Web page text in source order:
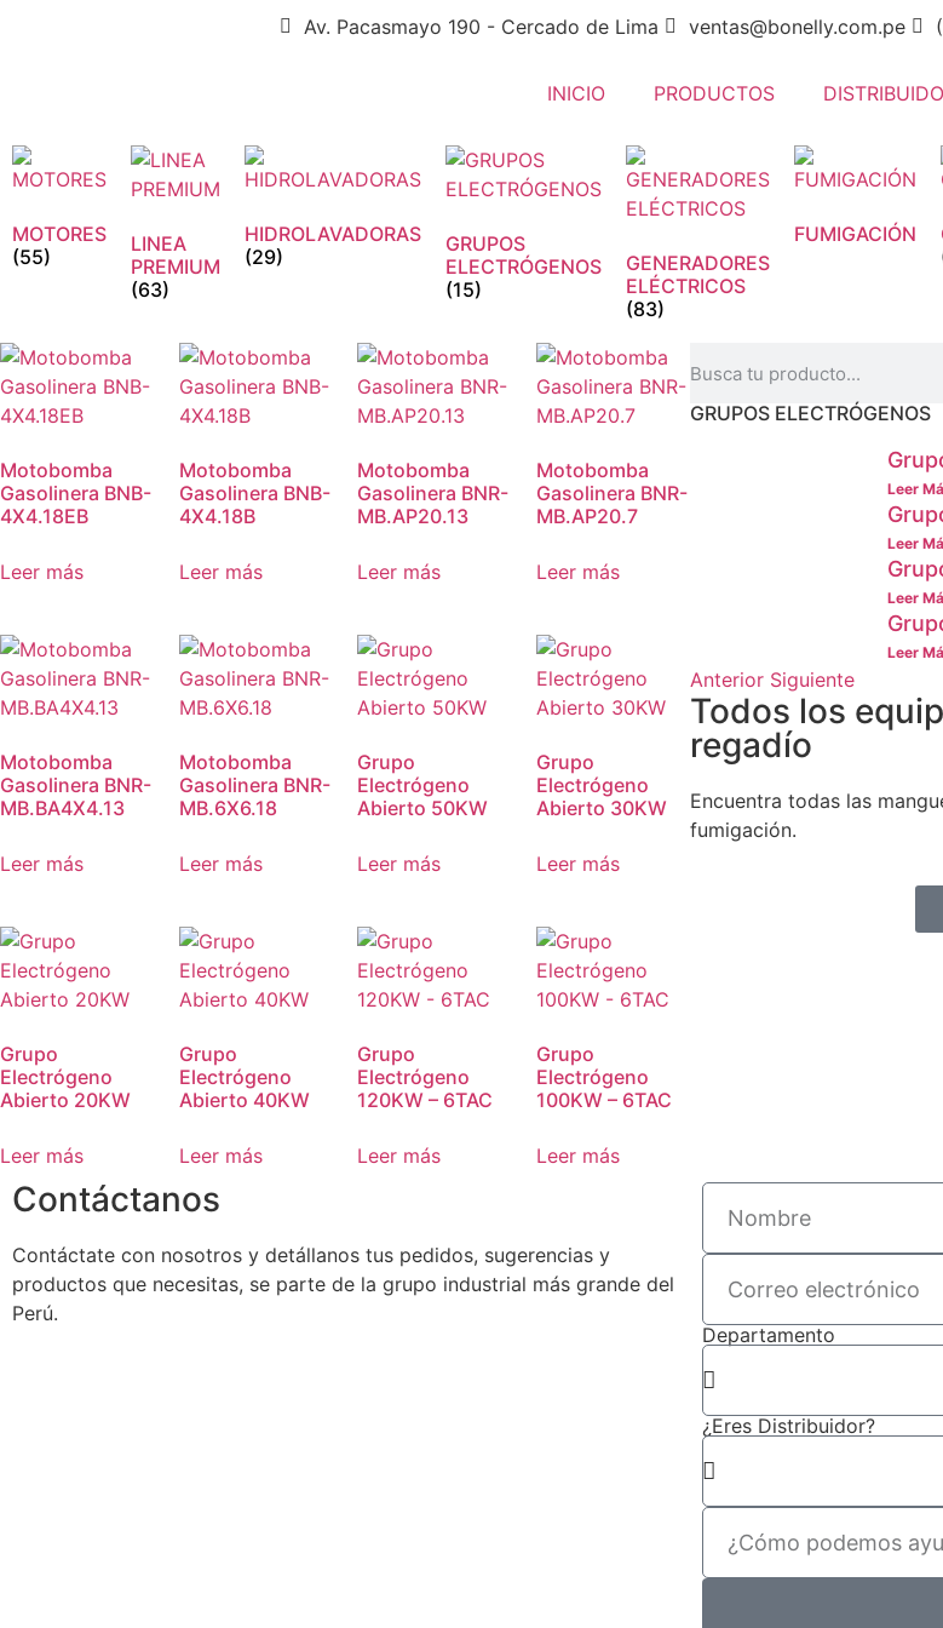
Av. Pacasmayo 190 - Cercado de Lima ventas@bonelly.com.pe
INICIO PRODUCTOS
MOTORES
(55)
LINEA
PREMIUM
(63)
HIDROLAVADORAS
(29)
GRUPOS
ELECTRÓGENOS
(15)
GENERADORES
ELÉCTRICOS
(83)
FUMIGACIÓN
Motobomba
Gasolinera BNB-
4X4.18EB
Leer más
Motobomba
Gasolinera BNB-
4X4.18B
Leer más
Motobomba
Gasolinera BNR-
MB.AP20.13
Leer más
Motobomba
Gasolinera BNR-
MB.AP20.7
Leer más
Motobomba
Gasolinera BNR-
MB.BA4X4.13
Leer más
Motobomba
Gasolinera BNR-
MB.6X6.18
Leer más
Grupo
Electrógeno
Abierto 50KW
Leer más
Grupo
Electrógeno
Abierto 30KW
Leer más
Grupo
Electrógeno
Abierto 20KW
Leer más
Grupo
Electrógeno
Abierto 40KW
Leer más
Grupo
Electrógeno
120KW – 6TAC
Leer más
Grupo
Electrógeno
100KW – 6TAC
Leer más
GRUPOS ELECTRÓGENOS
Leer
Leer
Leer
Leer
Anterior Siguiente
Todos los
regadío
Encuentra todas las
fumigación.
Contáctanos
Contáctate con nosotros y detállanos tus pedidos, sugerencias y
productos que necesitas, se parte de la grupo industrial más grande del
Perú.
Departamento
¿Eres Distribuidor?